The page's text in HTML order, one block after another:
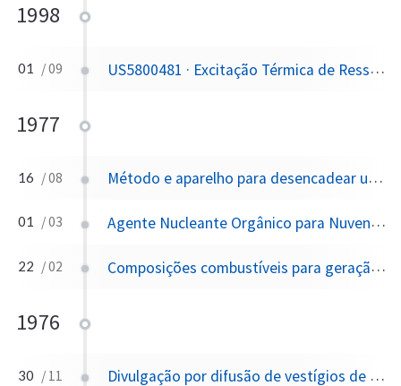
1998
01 / 09 US5800481 · Excitação Térmica de Ressonâncias Sensoriais em Seres Humanos
1977
16 / 08 Método e aparelho para desencadear uma mudança substancial nas características da terra e medir mudanças na terra
01 / 03 Agente Nucleante Orgânico para Nuvens Quentes e Frias
22 / 02 Composições combustíveis para geração de aerossóis, particularmente adequadas para modificação de nuvens e controle climático e processo de aerossolização
1976
30 / 11 Divulgação por difusão de vestígios de produtos químicos biologicamente ativos